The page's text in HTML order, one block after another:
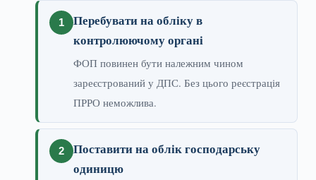
Перебувати на обліку в
контролюючому органі
ФОП повинен бути належним чином
зареєстрований у ДПС. Без цього реєстрація
ПРРО неможлива.
Поставити на облік господарську
одиницю